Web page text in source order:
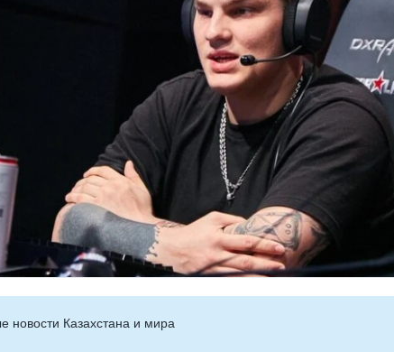
новости Казахстана и мира